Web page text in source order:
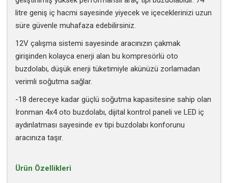
litre geniş iç hacmi sayesinde yiyecek ve içeceklerinizi uzun
süre güvenle muhafaza edebilirsiniz.
12V çalışma sistemi sayesinde aracınızın çakmak
girişinden kolayca enerji alan bu kompresörlü oto
buzdolabı, düşük enerji tüketimiyle akünüzü zorlamadan
verimli soğutma sağlar.
-18 dereceye kadar güçlü soğutma kapasitesine sahip olan
Ironman 4x4 oto buzdolabı, dijital kontrol paneli ve LED iç
aydınlatması sayesinde ev tipi buzdolabı konforunu
aracınıza taşır.
Ürün Özellikleri